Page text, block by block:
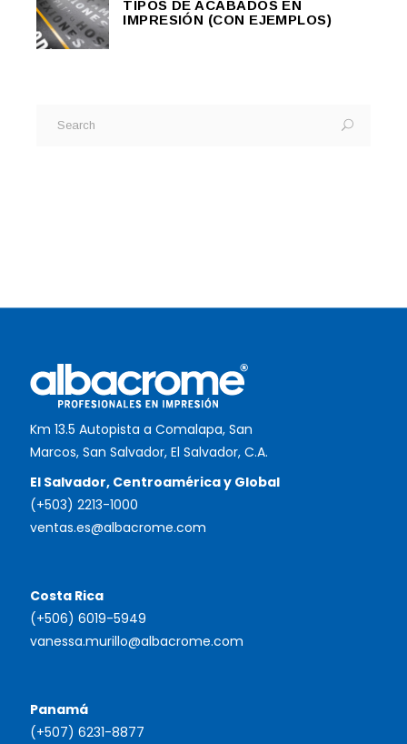
TIPOS DE ACABADOS EN
IMPRESIÓN (CON EJEMPLOS)
for:
Km 13.5 Autopista a Comalapa, San
Marcos, San Salvador, El Salvador, C.A.
El Salvador, Centroamérica y Global
(+503) 2213-1000
ventas.es@albacrome.com
Costa Rica
(+506) 6019-5949
vanessa.murillo@albacrome.com
Panamá
(+507) 6231-8877